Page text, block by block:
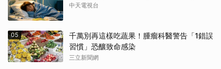
中天電視台
05
千萬別再這樣吃蔬果！腫瘤科醫警告「1錯誤
習慣」恐釀致命感染
三立新聞網